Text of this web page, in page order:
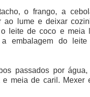
o frango, a
ao lume e deixar
leite de coco e meia
embalagem do
passados por
e meia de caril. Mexer